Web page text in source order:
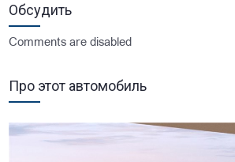
Обсудить
Comments are disabled
Про этот автомобиль